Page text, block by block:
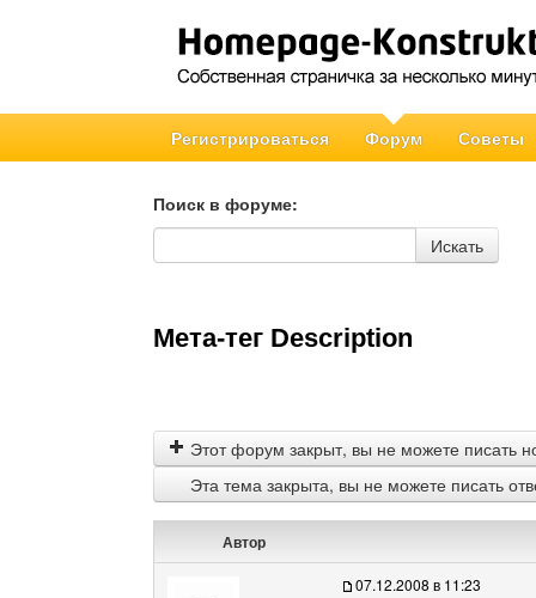
Регистрироваться Форум Советы
Поиск в форуме:
Поиск в форуме
Искать
Мета-тег Description
Этот форум закрыт, вы не можете писать
Эта тема закрыта, вы не можете писать
Автор
07.12.2008 в 11:23